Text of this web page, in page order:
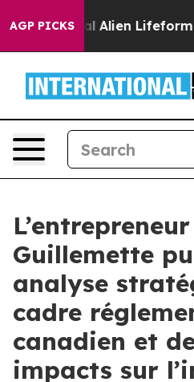
AGP PICKS
Virtual Alien Lifeform to
Guillemette
analyse
cadre
canadien et
impacts sur